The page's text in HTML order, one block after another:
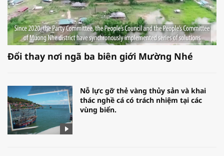
Đổi thay nơi ngã ba biên giới Mường Nhé
Nỗ lực gỡ thẻ vàng thủy sản và khai
thác nghề cá có trách nhiệm tại các
vùng biển.